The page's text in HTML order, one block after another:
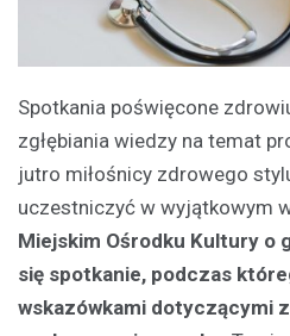
Spotkania poświęcone
zgłębiania wiedzy na temat
jutro miłośnicy zdrowego
uczestniczyć w wyjątkowym
Miejskim Ośrodku Kultury o
się spotkanie, podczas
wskazówkami dotyczącymi